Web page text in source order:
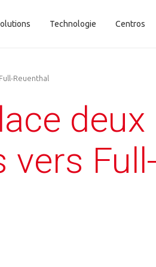
navigation
Technologie Centros
Reuenthal
deux
vers